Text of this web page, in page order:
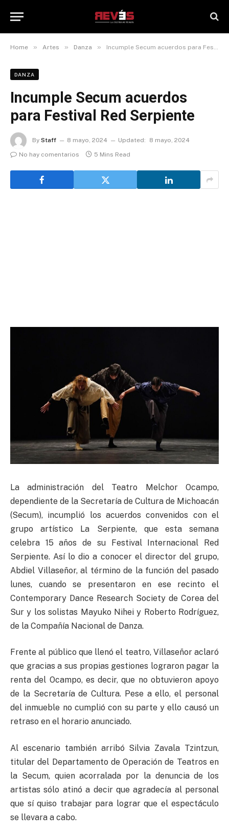
Home » Artes » Danza » Incumple Secum acuerdos para Festival Red Serpiente
DANZA
Incumple Secum acuerdos
para Festival Red Serpiente
By Staff 8 mayo, 2024 Updated:
8 mayo, 2024
No hay comentarios
5 Mins Read
La administración del Teatro Melchor Ocampo,
dependiente de la Secretaría de Cultura de Michoacán
(Secum), incumplió los acuerdos convenidos con el
grupo artístico La Serpiente, que esta semana
celebra 15 años de su Festival Internacional Red
Serpiente. Así lo dio a conocer el director del grupo,
Abdiel Villaseñor, al término de la función del pasado
lunes, cuando se presentaron en ese recinto el
Contemporary Dance Research Society de Corea del
Sur y los solistas Mayuko Nihei y Roberto Rodríguez,
de la Compañía Nacional de Danza.
Frente al público que llenó el teatro, Villaseñor aclaró
que gracias a sus propias gestiones lograron pagar la
renta del Ocampo, es decir, que no obtuvieron apoyo
de la Secretaría de Cultura. Pese a ello, el personal
del inmueble no cumplió con su parte y ello causó un
retraso en el horario anunciado.
Al escenario también arribó Silvia Zavala Tzintzun,
titular del Departamento de Operación de Teatros en
la Secum, quien acorralada por la denuncia de los
artistas sólo atinó a decir que agradecía al personal
que sí quiso trabajar para lograr que el espectáculo
se llevara a cabo.